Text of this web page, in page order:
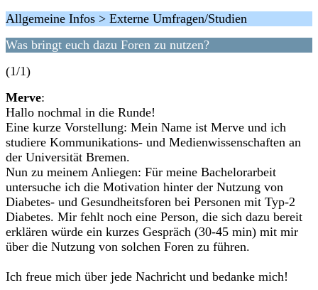
Allgemeine Infos > Externe Umfragen/Studien
Was bringt euch dazu Foren zu nutzen?
(1/1)
Merve:
Hallo nochmal in die Runde!
Eine kurze Vorstellung: Mein Name ist Merve und ich
studiere Kommunikations- und Medienwissenschaften an
der Universität Bremen.
Nun zu meinem Anliegen: Für meine Bachelorarbeit
untersuche ich die Motivation hinter der Nutzung von
Diabetes- und Gesundheitsforen bei Personen mit Typ-2
Diabetes. Mir fehlt noch eine Person, die sich dazu bereit
erklären würde ein kurzes Gespräch (30-45 min) mit mir
über die Nutzung von solchen Foren zu führen.
Ich freue mich über jede Nachricht und bedanke mich!